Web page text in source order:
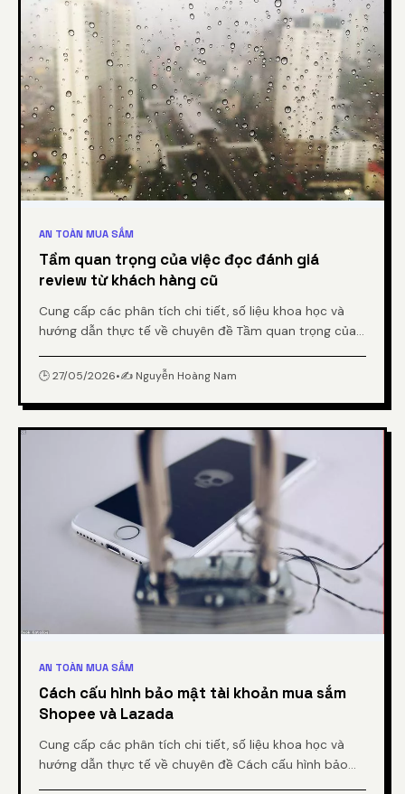
AN TOÀN MUA SẮM
Tầm quan trọng của việc đọc đánh giá
review từ khách hàng cũ
Cung cấp các phân tích chi tiết, số liệu khoa học và
hướng dẫn thực tế về chuyên đề Tầm quan trọng của
gia.
🕒 27/05/2026•✍️ Nguyễn Hoàng Nam
AN TOÀN MUA SẮM
Cách cấu hình bảo mật tài khoản mua sắm
Shopee và Lazada
Cung cấp các phân tích chi tiết, số liệu khoa học và
hướng dẫn thực tế về chuyên đề Cách cấu hình bảo